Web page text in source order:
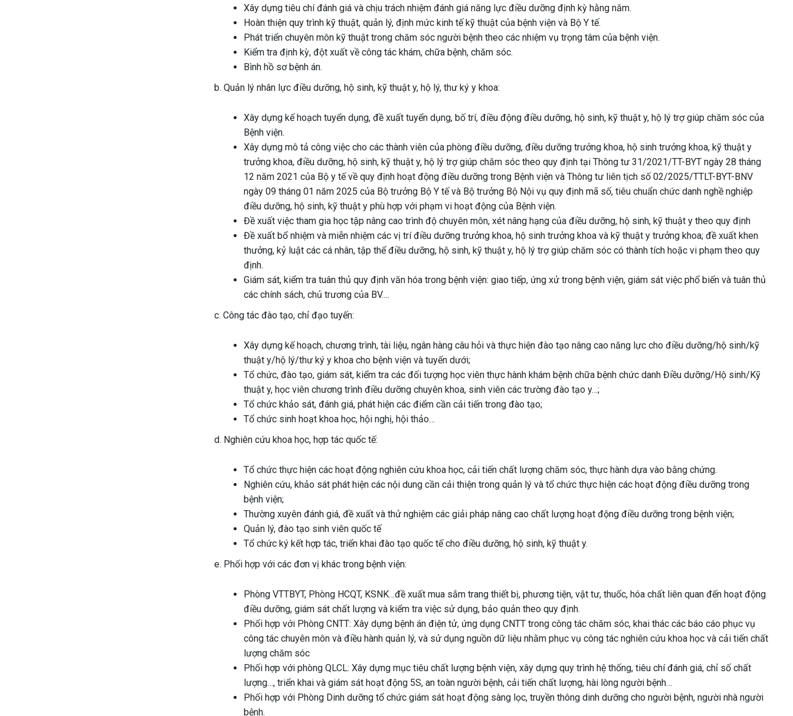
Xây dựng tiêu chí đánh giá và chịu trách nhiệm đánh giá năng lực điều dưỡng định kỳ hằng năm.
Hoàn thiện quy trình kỹ thuật, quản lý, định mức kinh tế kỹ thuật của bệnh viện và Bộ Y tế.
Phát triển chuyên môn kỹ thuật trong chăm sóc người bệnh theo các nhiệm vụ trọng tâm của bệnh viện.
Kiểm tra định kỳ, đột xuất về công tác khám, chữa bệnh, chăm sóc.
Bình hồ sơ bệnh án.
b. Quản lý nhân lực điều dưỡng, hộ sinh, kỹ thuật y, hộ lý, thư ký y khoa:
Xây dựng kế hoạch tuyển dụng, đề xuất tuyển dụng, bố trí, điều động điều dưỡng, hộ sinh, kỹ thuật y, hộ lý trợ giúp chăm sóc của
Bệnh viện.
Xây dựng mô tả công việc cho các thành viên của phòng điều dưỡng, điều dưỡng trưởng khoa, hộ sinh trưởng khoa, kỹ thuật y
trưởng khoa, điều dưỡng, hộ sinh, kỹ thuật y, hộ lý trợ giúp chăm sóc theo quy định tại Thông tư 31/2021/TT-BYT ngày 28 tháng
12 năm 2021 của Bộ y tế về quy định hoạt động điều dưỡng trong Bệnh viện và Thông tư liên tịch số 02/2025/TTLT-BYT-BNV
ngày 09 tháng 01 năm 2025 của Bộ trưởng Bộ Y tế và Bộ trưởng Bộ Nội vụ quy định mã số, tiêu chuẩn chức danh nghề nghiệp
điều dưỡng, hộ sinh, kỹ thuật y phù hợp với phạm vi hoạt động của Bệnh viện.
Đề xuất việc tham gia học tập nâng cao trình độ chuyên môn, xét nâng hạng của điều dưỡng, hộ sinh, kỹ thuật y theo quy định
Đề xuất bổ nhiệm và miễn nhiệm các vị trí điều dưỡng trưởng khoa, hộ sinh trưởng khoa và kỹ thuật y trưởng khoa; đề xuất khen
thưởng, kỷ luật các cá nhân, tập thể điều dưỡng, hộ sinh, kỹ thuật y, hộ lý trợ giúp chăm sóc có thành tích hoặc vi phạm theo quy
định.
Giám sát, kiểm tra tuân thủ quy định văn hóa trong bệnh viện: giao tiếp, ứng xử trong bệnh viện, giám sát việc phổ biến và tuân thủ
các chính sách, chủ trương của BV….
c. Công tác đào tạo, chỉ đạo tuyến:
Xây dựng kế hoạch, chương trình, tài liệu, ngân hàng câu hỏi và thực hiện đào tạo nâng cao năng lực cho điều dưỡng/hộ sinh/kỹ
thuật y/hộ lý/thư ký y khoa cho bệnh viện và tuyến dưới;
Tổ chức, đào tạo, giám sát, kiểm tra các đối tượng học viên thực hành khám bệnh chữa bệnh chức danh Điều dưỡng/Hộ sinh/Kỹ
thuật y, học viên chương trình điều dưỡng chuyên khoa, sinh viên các trường đào tạo y…;
Tổ chức khảo sát, đánh giá, phát hiện các điểm cần cải tiến trong đào tạo;
Tổ chức sinh hoạt khoa học, hội nghị, hội thảo…
d. Nghiên cứu khoa học, hợp tác quốc tế:
Tổ chức thực hiện các hoạt động nghiên cứu khoa học, cải tiến chất lượng chăm sóc, thực hành dựa vào bằng chứng.
Nghiên cứu, khảo sát phát hiện các nội dung cần cải thiện trong quản lý và tổ chức thực hiện các hoạt động điều dưỡng trong
bệnh viện;
Thường xuyên đánh giá, đề xuất và thử nghiệm các giải pháp nâng cao chất lượng hoạt động điều dưỡng trong bệnh viện;
Quản lý, đào tạo sinh viên quốc tế
Tổ chức ký kết hợp tác, triển khai đào tạo quốc tế cho điều dưỡng, hộ sinh, kỹ thuật y.
e. Phối hợp với các đơn vị khác trong bệnh viện:
Phòng VTTBYT, Phòng HCQT, KSNK…đề xuất mua sắm trang thiết bị, phương tiện, vật tư, thuốc, hóa chất liên quan đến hoạt động
điều dưỡng, giám sát chất lượng và kiểm tra việc sử dụng, bảo quản theo quy định.
Phối hợp với Phòng CNTT: Xây dựng bệnh án điện tử, ứng dụng CNTT trong công tác chăm sóc, khai thác các báo cáo phục vụ
công tác chuyên môn và điều hành quản lý, và sử dụng nguồn dữ liệu nhằm phục vụ công tác nghiên cứu khoa học và cải tiến chất
lượng chăm sóc
Phối hợp với phòng QLCL: Xây dựng mục tiêu chất lượng bệnh viện, xây dựng quy trình hệ thống, tiêu chí đánh giá, chỉ số chất
lượng…, triển khai và giám sát hoạt động 5S, an toàn người bệnh, cải tiến chất lượng, hài lòng người bệnh…
Phối hợp với Phòng Dinh dưỡng tổ chức giám sát hoạt động sàng lọc, truyền thông dinh dưỡng cho người bệnh, người nhà người
bệnh.